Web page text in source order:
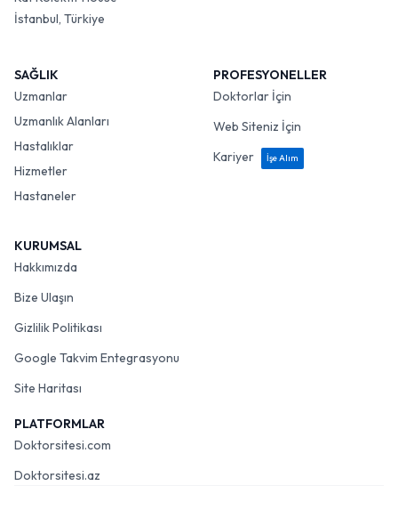
İstanbul, Türkiye
SAĞLIK
Uzmanlar
Uzmanlık Alanları
Hastalıklar
Hizmetler
Hastaneler
PROFESYONELLER
Doktorlar İçin
Web Siteniz İçin
Kariyer
İşe Alım
KURUMSAL
Hakkımızda
Bize Ulaşın
Gizlilik Politikası
Google Takvim Entegrasyonu
Site Haritası
PLATFORMLAR
Doktorsitesi.com
Doktorsitesi.az